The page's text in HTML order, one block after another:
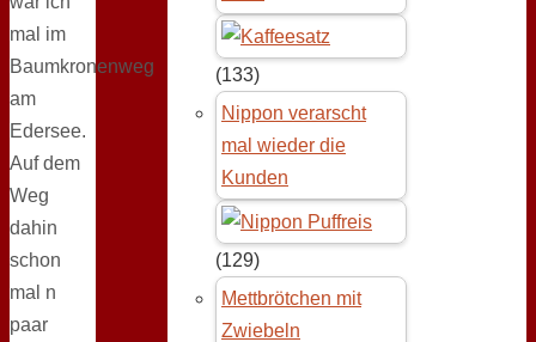
mal im
Baumkronenweg
am
Edersee.
Auf dem
Weg
dahin
schon
mal n
paar
(133)
Nippon verarscht
mal wieder die
Kunden
(129)
Mettbrötchen mit
Zwiebeln